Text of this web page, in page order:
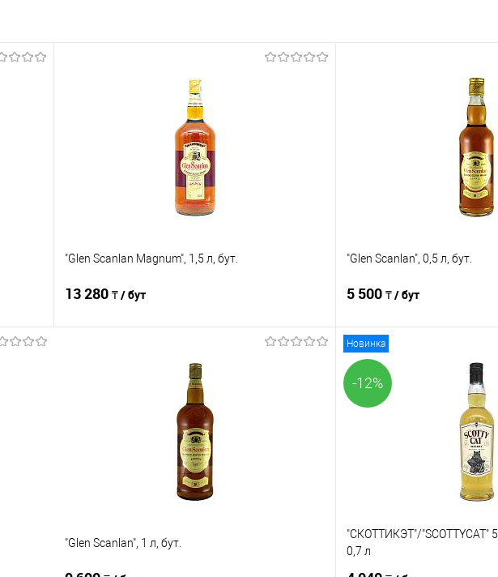
"Glen Scanlan Magnum", 1,5 л, бут.
13 280 ₸ / бут
В корзину
"Glen Scanlan", 0,5 л, бут.
5 500 ₸ / бут
В
Сравнение
"Glen Scanlan", 1 л, бут.
Новинка
-12%
"СКОТТИКЭТ"/"SCOTTYCAT"
0,7 л